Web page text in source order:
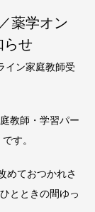
薬学オン
らせ
イン家庭教師受
教師・学習パー
す。
めておつかれさ
とときの間ゆっ